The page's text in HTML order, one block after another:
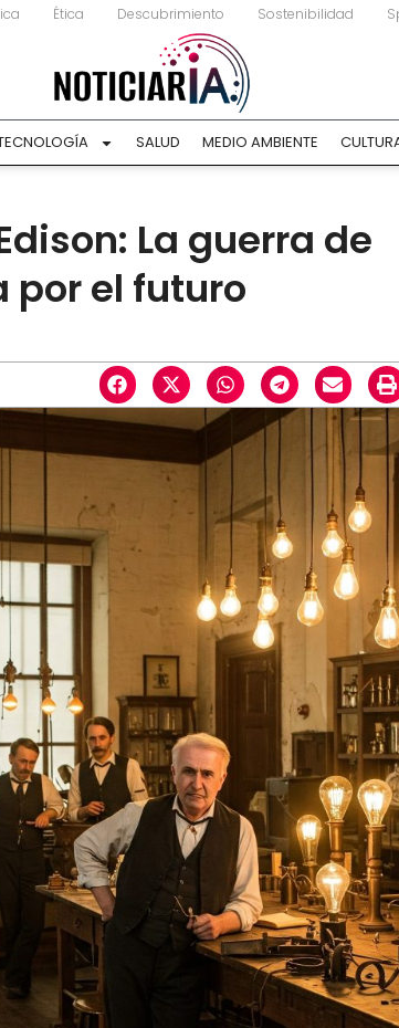
Ética Descubrimiento Sostenibilidad
SALUD MEDIO AMBIENTE
La guerra de
por el futuro